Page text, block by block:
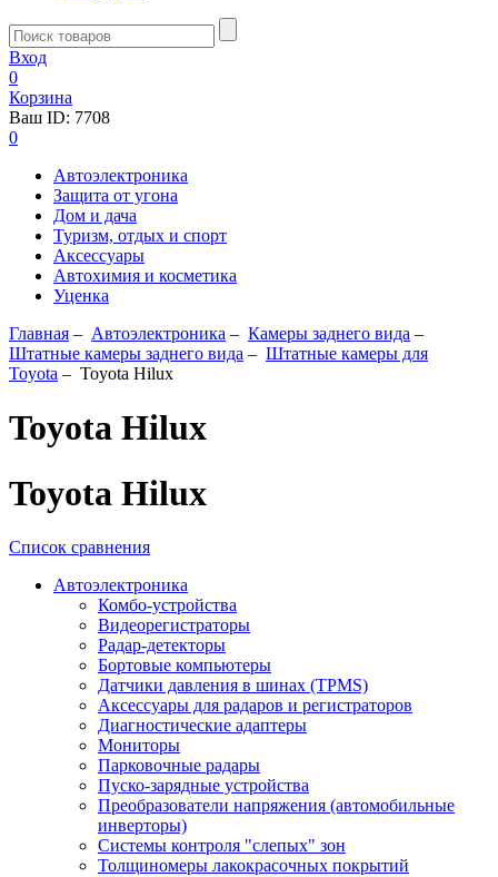
Вход
0
Корзина
Ваш ID: 7708
0
Автоэлектроника
Защита от угона
Дом и дача
Туризм, отдых и спорт
Аксессуары
Автохимия и косметика
Уценка
Главная – Автоэлектроника – Камеры заднего вида –
Штатные камеры заднего вида – Штатные камеры для
Toyota – Toyota Hilux
Toyota Hilux
Toyota Hilux
Список сравнения
Автоэлектроника
Комбо-устройства
Видеорегистраторы
Радар-детекторы
Бортовые компьютеры
Датчики давления в шинах (TPMS)
Аксессуары для радаров и регистраторов
Диагностические адаптеры
Мониторы
Парковочные радары
Пуско-зарядные устройства
Преобразователи напряжения (автомобильные
инверторы)
Системы контроля "слепых" зон
Толщиномеры лакокрасочных покрытий